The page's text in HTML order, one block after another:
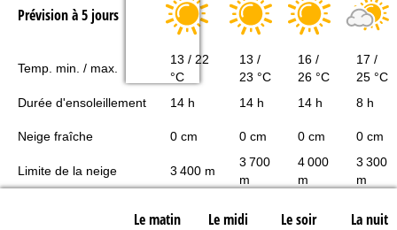
Prévision à 5 jours
Temp. min. / max.
13 / 22
°C
13 /
23 °C
16 /
26 °C
17 /
25 °C
Durée d'ensoleillement
14 h 14 h 14 h 8 h
Neige fraîche 0 cm 0 cm 0 cm 0 cm
Limite de la neige 3 400 m
3 700
m
4 000
m
3 300
m
Le matin Le midi Le soir La nuit